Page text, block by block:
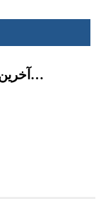
آخرین اخبار دنیای حسابداری را از ما بخواهید…